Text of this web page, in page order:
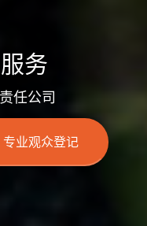
务
任公司
专业观众登记